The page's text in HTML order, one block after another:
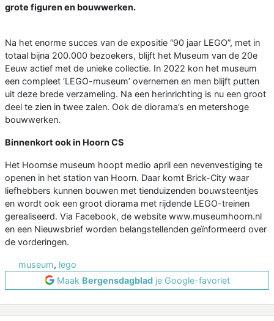
grote figuren en bouwwerken.
Na het enorme succes van de expositie “90 jaar LEGO”, met in
totaal bijna 200.000 bezoekers, blijft het Museum van de 20e
Eeuw actief met de unieke collectie. In 2022 kon het museum
een compleet ‘LEGO-museum’ overnemen en men blijft putten
uit deze brede verzameling. Na een herinrichting is nu een groot
deel te zien in twee zalen. Ook de diorama’s en metershoge
bouwwerken.
Binnenkort ook in Hoorn CS
Het Hoornse museum hoopt medio april een nevenvestiging te
openen in het station van Hoorn. Daar komt Brick-City waar
liefhebbers kunnen bouwen met tienduizenden bouwsteentjes
en wordt ook een groot diorama met rijdende LEGO-treinen
gerealiseerd. Via Facebook, de website www.museumhoorn.nl
en een Nieuwsbrief worden belangstellenden geïnformeerd over
de vorderingen.
museum, lego
Maak Bergensdagbladje Google-favoriet